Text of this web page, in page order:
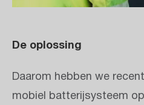
De oplossing
Daarom hebben we
mobiel batterijsysteem